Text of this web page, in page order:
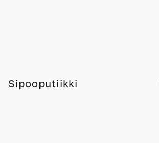
Sipooputiikki